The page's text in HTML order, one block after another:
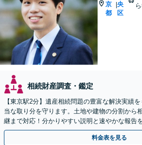
京
都
|央
区
相続財産調査・鑑定
【東京駅2分】遺産相続問題の豊富な解決実績
当な取り分を守ります。土地や建物の分割から
継まで対応！分かりやすい説明と速やかな報告
を目指します【夜間や休日相談可】【オンライ
料金表を見る